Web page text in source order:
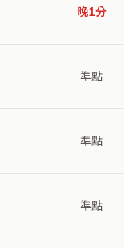
晚1分
準點
準點
準點